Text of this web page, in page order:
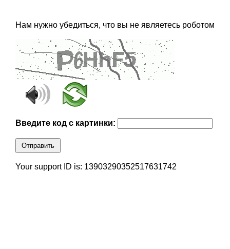
Нам нужно убедиться, что вы не являетесь роботом
Введите код с картинки:
Отправить
Your support ID is: 13903290352517631742